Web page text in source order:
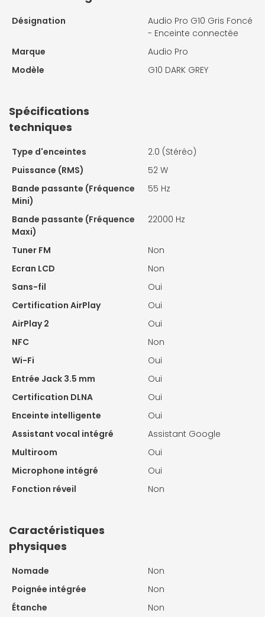
Désignation
Audio Pro G10 Gris Foncé
- Enceinte connectée
Marque
Audio Pro
Modèle
G10 DARK GREY
Spécifications
techniques
Type d'enceintes
2.0 (Stéréo)
Puissance (RMS)
52 W
Bande passante (Fréquence
Mini)
55 Hz
Bande passante (Fréquence
Maxi)
22000 Hz
Tuner FM
Non
Ecran LCD
Non
Sans-fil
Oui
Certification AirPlay
Oui
AirPlay 2
Oui
NFC
Non
Wi-Fi
Oui
Entrée Jack 3.5 mm
Oui
Certification DLNA
Oui
Enceinte intelligente
Oui
Assistant vocal intégré
Assistant Google
Multiroom
Oui
Microphone intégré
Oui
Fonction réveil
Non
Caractéristiques
physiques
Nomade
Non
Poignée intégrée
Non
Étanche
Non